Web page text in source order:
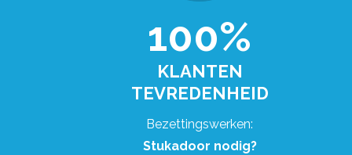
100%
KLANTEN
TEVREDENHEID
Bezettingswerken:
Stukadoor nodig?